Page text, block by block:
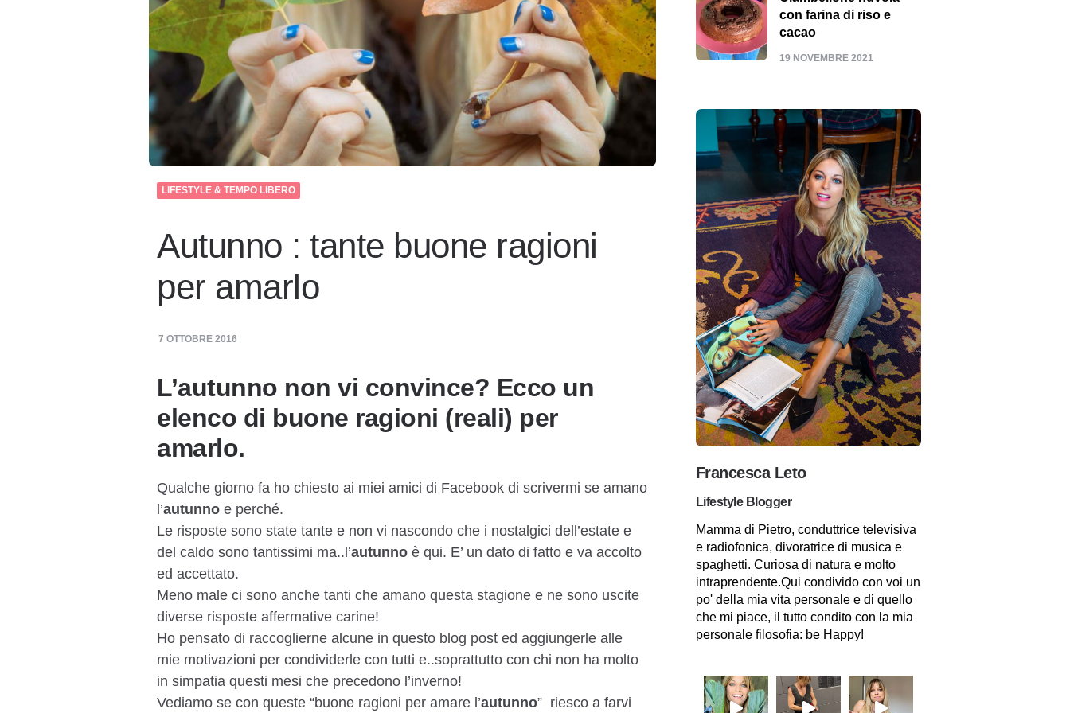
LIFESTYLE & TEMPO LIBERO
Autunno : tante buone ragioni
per amarlo
7 OTTOBRE 2016
L’autunno non vi convince? Ecco un
elenco di buone ragioni (reali) per
amarlo.
Qualche giorno fa ho chiesto ai miei amici di Facebook di scrivermi se amano
l’autunno e perché.
Le risposte sono state tante e non vi nascondo che i nostalgici dell’estate e
del caldo sono tantissimi ma..l’autunno è qui. E’ un dato di fatto e va accolto
ed accettato.
Meno male ci sono anche tanti che amano questa stagione e ne sono uscite
diverse risposte affermative carine!
Ho pensato di raccoglierne alcune in questo blog post ed aggiungerle alle
mie motivazioni per condividerle con tutti e..soprattutto con chi non ha molto
in simpatia questi mesi che precedono l’inverno!
Vediamo se con queste “buone ragioni per amare l’autunno” riesco a farvi
con farina di riso e
cacao
19 NOVEMBRE 2021
Francesca Leto
Lifestyle Blogger
Mamma di Pietro, conduttrice televisiva
e radiofonica, divoratrice di musica e
spaghetti. Curiosa di natura e molto
intraprendente.Qui condivido con voi un
po' della mia vita personale e di quello
che mi piace, il tutto condito con la mia
personale filosofia: be Happy!